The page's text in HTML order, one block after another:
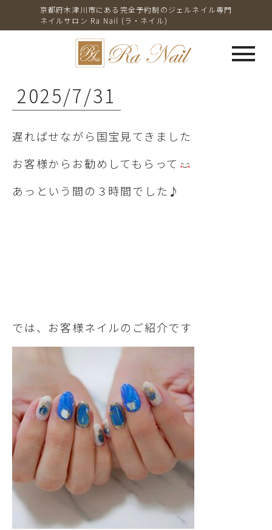
京都府木津川市にある完全予約制のジェルネイル専門
ネイルサロン Ra Nail (ラ・ネイル)
menu
2025/7/31
遅ればせながら国宝見てきました
お客様からお勧めしてもらって
あっという間の３時間でした♪
では、お客様ネイルのご紹介です